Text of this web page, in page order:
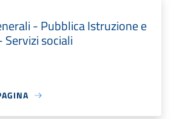
- Pubblica Istruzione e
sociali